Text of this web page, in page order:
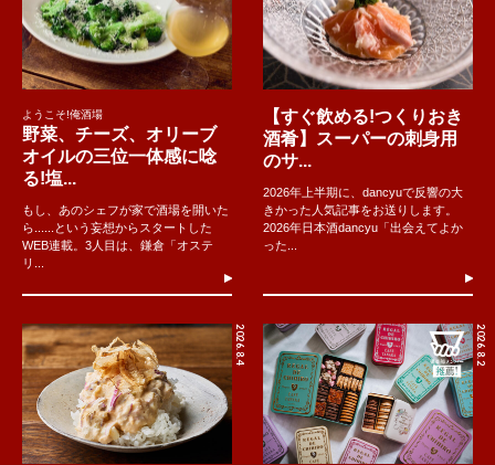
ようこそ!俺酒場
野菜、チーズ、オリーブ
オイルの三位一体感に唸
る!塩...
もし、あのシェフが家で酒場を開いた
ら......という妄想からスタートした
WEB連載。3人目は、鎌倉「オステ
リ...
【すぐ飲める!つくりおき
酒肴】スーパーの刺身用
のサ...
2026年上半期に、dancyuで反響の大
きかった人気記事をお送りします。
2026年日本酒dancyu「出会えてよか
った...
2026.8.4 2026.8.2